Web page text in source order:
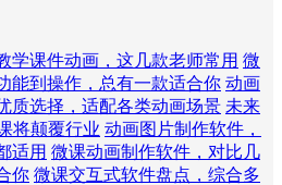
学课件动画，这几款老师常用 微
能到操作，总有一款适合你 动画
质选择，适配各类动画场景 未来
将颠覆行业 动画图片制作软件，
适用 微课动画制作软件，对比几
你 微课交互式软件盘点，综合多